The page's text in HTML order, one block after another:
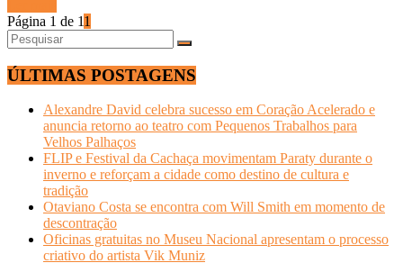
Página 1 de 11
ÚLTIMAS POSTAGENS
Alexandre David celebra sucesso em Coração Acelerado e
anuncia retorno ao teatro com Pequenos Trabalhos para
Velhos Palhaços
FLIP e Festival da Cachaça movimentam Paraty durante o
inverno e reforçam a cidade como destino de cultura e
tradição
Otaviano Costa se encontra com Will Smith em momento de
descontração
Oficinas gratuitas no Museu Nacional apresentam o processo
criativo do artista Vik Muniz